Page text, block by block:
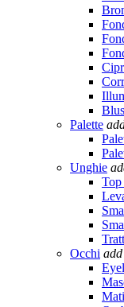
Palette
Unghie
Top
Occhi add